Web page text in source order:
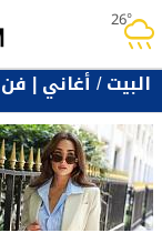
26°rainy
البيت/أغاني |